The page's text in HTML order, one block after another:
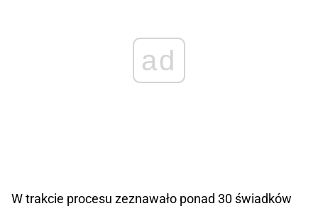
ad
W trakcie procesu zeznawało ponad 30 świadków